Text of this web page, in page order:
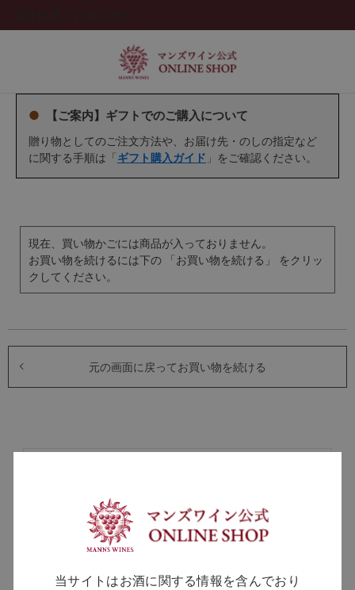
● 【ご案内】ギフトでのご購入について
贈り物としてのご注文方法や、お届け先・のしの指定など
に関する手順は「ギフト購入ガイド 」をご確認ください。
現在、買い物かごには商品が入っておりません。
お買い物を続けるには下の 「お買い物を続ける」 をクリッ
クしてください。
元の画面に戻ってお買い物を続ける
ブランドサイト
SOLARISシリーズ
当サイトはお酒に関する情報を含んでおり